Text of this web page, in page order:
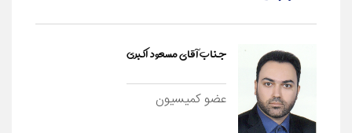
جناب آقای مسعود اکبری
عضو کمیسیون